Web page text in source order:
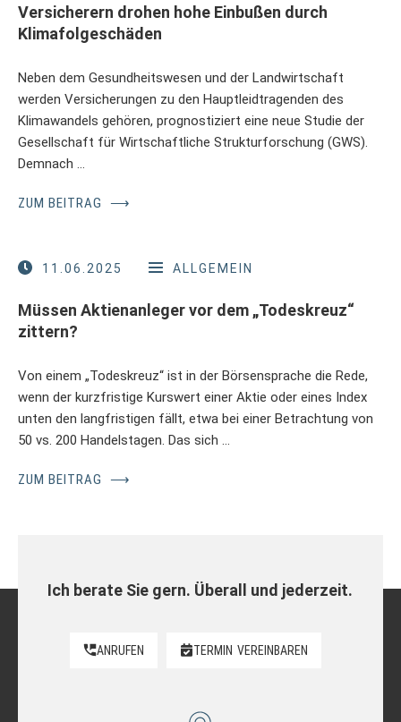
Versicherern drohen hohe Einbußen durch
Klimafolgeschäden
Neben dem Gesundheitswesen und der Landwirtschaft
werden Versicherungen zu den Hauptleidtragenden des
Klimawandels gehören, prognostiziert eine neue Studie der
Gesellschaft für Wirtschaftliche Strukturforschung (GWS).
Demnach …
ZUM BEITRAG ⟶
11.06.2025 ALLGEMEIN
Müssen Aktienanleger vor dem „Todeskreuz“
zittern?
Von einem „Todeskreuz“ ist in der Börsensprache die Rede,
wenn der kurzfristige Kurswert einer Aktie oder eines Index
unten den langfristigen fällt, etwa bei einer Betrachtung von
50 vs. 200 Handelstagen. Das sich …
ZUM BEITRAG ⟶
Ich berate Sie gern. Überall und jederzeit.
ANRUFEN TERMIN VEREINBAREN